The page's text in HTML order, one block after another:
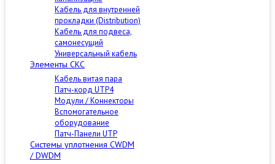
Кабель для внутренней
прокладки (Distribution)
Кабель для подвеса,
самонесущий
Универсальный кабель
Элементы СКС
Кабель витая пара
Патч-корд UTP4
Модули / Коннекторы
Вспомогательное
оборудование
Патч-Панели UTP
Cистемы уплотнения CWDM
/ DWDM